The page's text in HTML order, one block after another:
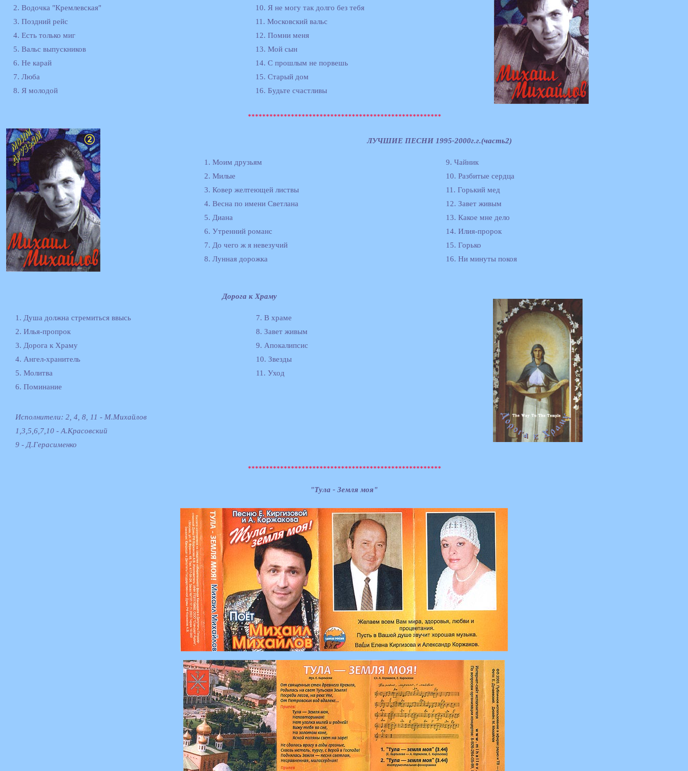
2. Водочка "Кремлевская"
3. Поздний рейс
4. Есть только миг
5. Вальс выпускников
6. Не карай
7. Люба
8. Я молодой
10. Я не могу так долго без тебя
11. Московский вальс
12. Помни меня
13. Мой сын
14. С прошлым не порвешь
15. Старый дом
16. Будьте счастливы
ЛУЧШИЕ ПЕСНИ 1995-2000г.г.(часть2)
1. Моим друзьям
2. Милые
3. Ковер желтеющей листвы
4. Весна по имени Светлана
5. Диана
6. Утренний романс
7. До чего ж я невезучий
8. Лунная дорожка
9. Чайник
10. Разбитые сердца
11. Горький мед
12. Завет живым
13. Какое мне дело
14. Илия-пророк
15. Горько
16. Ни минуты покоя
Дорога к Храму
1. Душа должна стремиться ввысь
2. Илья-пропрок
3. Дорога к Храму
4. Ангел-хранитель
5. Молитва
6. Поминание
7. В храме
8. Завет живым
9. Апокалипсис
10. Звезды
11. Уход
Исполнители: 2, 4, 8, 11 - М.Михайлов
1,3,5,6,7,10 - А.Красовский
9 - Д.Герасименко
"Тула - Земля моя"